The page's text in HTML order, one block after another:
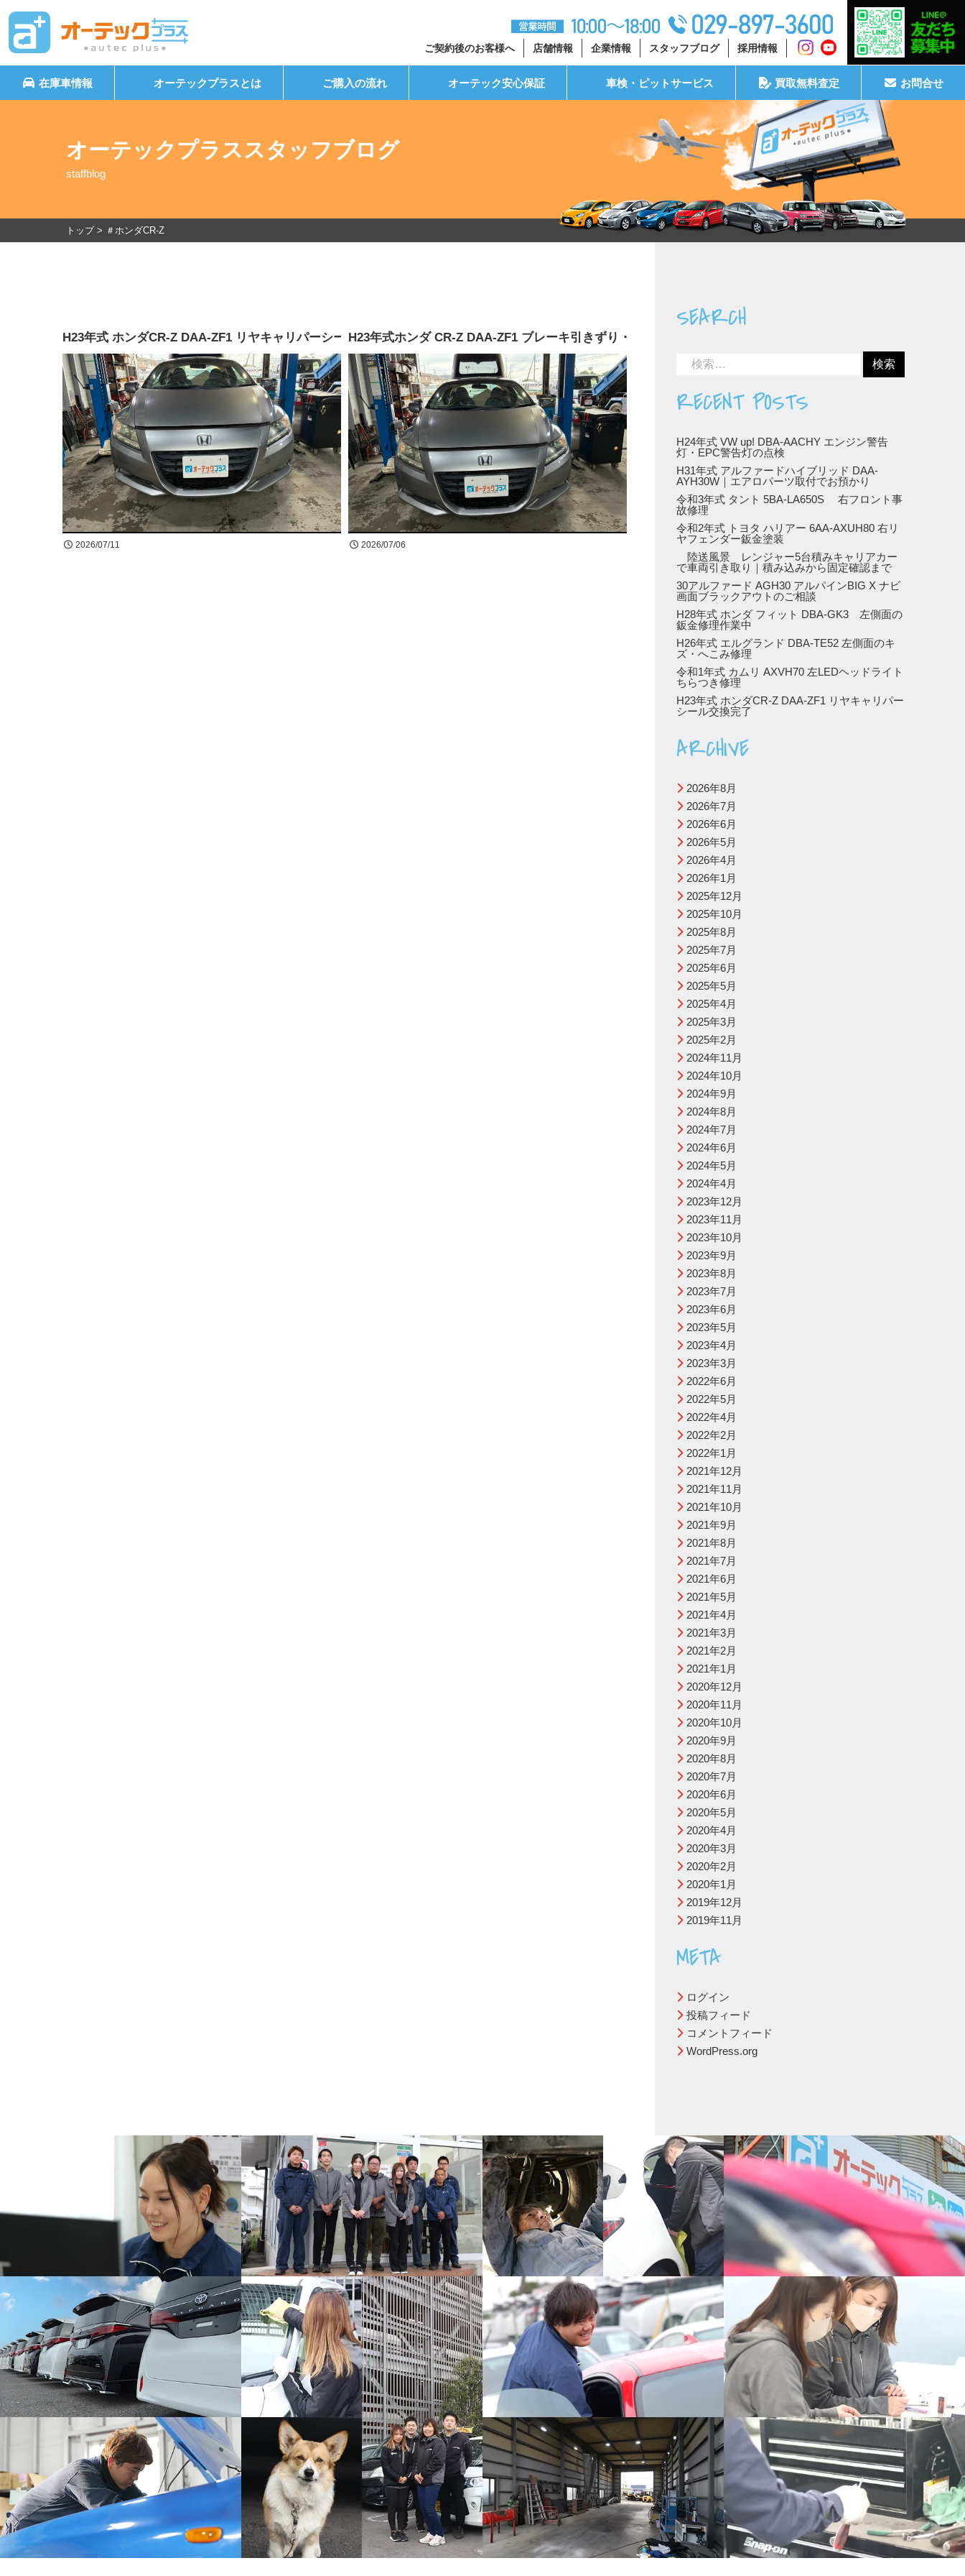
ご契約後のお客様へ 店舗情報 企業情報 スタッフブログ 採用情報
在庫車情報 オーテックプラスとは ご購入の流れ オーテック安心保証 車検・ピットサービス 買取無料査定 お問合せ
オーテックプラススタッフブログ
staffblog
トップ> ＃ホンダCR-Z
H23年式 ホンダCR-Z DAA-ZF1 リヤキャリパーシール交換完了
2026/07/11
H23年式ホンダ CR-Z DAA-ZF1 ブレーキ引きずり・足回り劣化修理
2026/07/06
SEARCH
RECENT POSTS
H24年式 VW up! DBA-AACHY エンジン警告
灯・EPC警告灯の点検
H31年式 アルファードハイブリッド DAA-
AYH30W｜エアロパーツ取付でお預かり
令和3年式 タント 5BA-LA650S 右フロント事
故修理
令和2年式 トヨタ ハリアー 6AA-AXUH80 右リ
ヤフェンダー鈑金塗装
陸送風景 レンジャー5台積みキャリアカー
で車両引き取り｜積み込みから固定確認まで
30アルファード AGH30 アルパインBIG X ナビ
画面ブラックアウトのご相談
H28年式 ホンダ フィット DBA-GK3 左側面の
鈑金修理作業中
H26年式 エルグランド DBA-TE52 左側面のキ
ズ・へこみ修理
令和1年式 カムリ AXVH70 左LEDヘッドライト
ちらつき修理
H23年式 ホンダCR-Z DAA-ZF1 リヤキャリパー
シール交換完了
ARCHIVE
2026年8月
2026年7月
2026年6月
2026年5月
2026年4月
2026年1月
2025年12月
2025年10月
2025年8月
2025年7月
2025年6月
2025年5月
2025年4月
2025年3月
2025年2月
2024年11月
2024年10月
2024年9月
2024年8月
2024年7月
2024年6月
2024年5月
2024年4月
2023年12月
2023年11月
2023年10月
2023年9月
2023年8月
2023年7月
2023年6月
2023年5月
2023年4月
2023年3月
2022年6月
2022年5月
2022年4月
2022年2月
2022年1月
2021年12月
2021年11月
2021年10月
2021年9月
2021年8月
2021年7月
2021年6月
2021年5月
2021年4月
2021年3月
2021年2月
2021年1月
2020年12月
2020年11月
2020年10月
2020年9月
2020年8月
2020年7月
2020年6月
2020年5月
2020年4月
2020年3月
2020年2月
2020年1月
2019年12月
2019年11月
META
ログイン
投稿フィード
コメントフィード
WordPress.org